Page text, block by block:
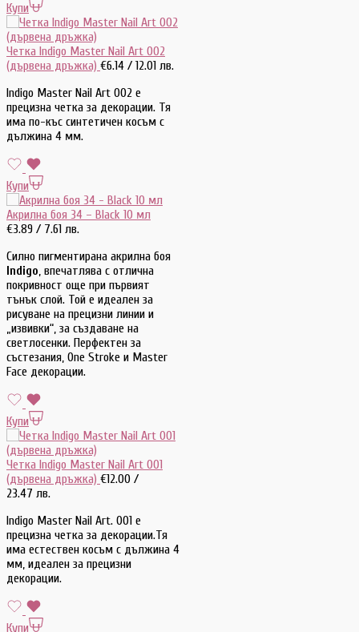
Купи
Четка Indigo Master Nail Art 002
(дървена дръжка) €6.14 / 12.01 лв.
Indigo Master Nail Art 002 е
прецизна четка за декорации. Тя
има по-къс синтетичен косъм с
дължина 4 мм.
Купи
Акрилна боя 34 – Black 10 мл
€3.89 / 7.61 лв.
Силно пигментирана акрилна боя
Indigo, впечатлява с отлична
покривност още при първият
тънък слой. Той е идеален за
рисуване на прецизни линии и
„извивки“, за създаване на
светлосенки. Перфектен за
състезания, One Stroke и Master
Face декорации.
Купи
Четка Indigo Master Nail Art 001
(дървена дръжка) €12.00 /
23.47 лв.
Indigo Master Nail Art. 001 е
прецизна четка за декорации.Тя
има естествен косъм с дължина 4
мм, идеален за прецизни
декорации.
Купи